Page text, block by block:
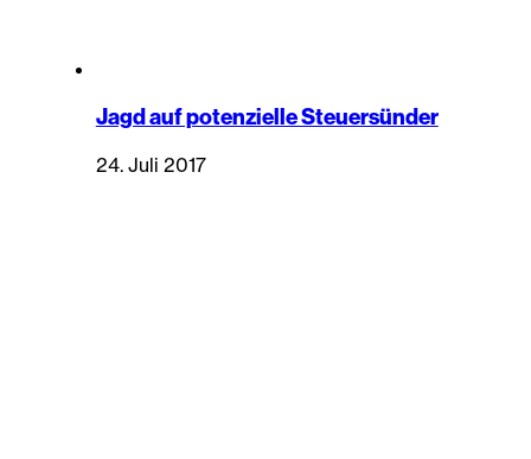
Jagd auf potenzielle Steuersünder
24. Juli 2017